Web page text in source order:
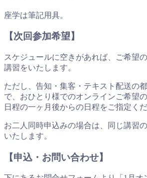
座学は筆記用具。
【次回参加希望】
スケジュールに空きがあれば、ご希望
講習をいたします。
ただし、告知・集客・テキスト配送の
で、おひとり様でのオンラインご希望
日程の一ヶ月後からの日程をご指定くだ
お二人同時申込みの場合は、同じ講習
いたします。
【申込・お問い合わせ】